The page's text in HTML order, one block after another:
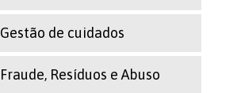
Gestão de cuidados
Fraude, Resíduos e Abuso